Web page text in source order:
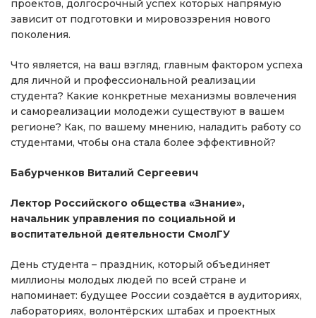
проектов, долгосрочный успех которых напрямую
зависит от подготовки и мировоззрения нового
поколения.
Что является, на ваш взгляд, главным фактором успеха
для личной и профессиональной реализации
студента? Какие конкретные механизмы вовлечения
и самореализации молодежи существуют в вашем
регионе? Как, по вашему мнению, наладить работу со
студентами, чтобы она стала более эффективной?
Бабурченков Виталий Сергеевич
Лектор Российского общества «Знание»,
начальник управления по социальной и
воспитательной деятельности СмолГУ
День студента – праздник, который объединяет
миллионы молодых людей по всей стране и
напоминает: будущее России создаётся в аудиториях,
лабораториях, волонтёрских штабах и проектных